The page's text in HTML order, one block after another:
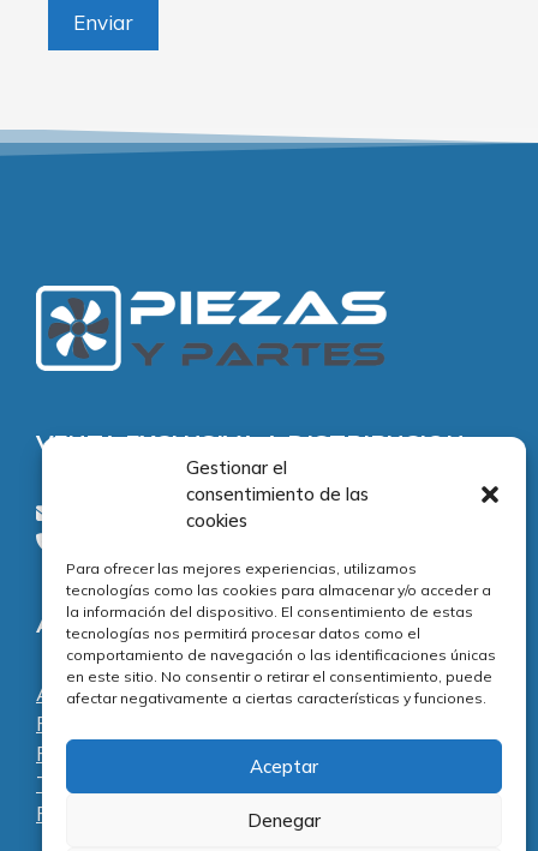
Gestionar el
consentimiento de las
cookies
Para ofrecer las mejores experiencias, utilizamos
tecnologías como las cookies para almacenar y/o acceder a
la información del dispositivo. El consentimiento de estas
tecnologías nos permitirá procesar datos como el
comportamiento de navegación o las identificaciones únicas
en este sitio. No consentir o retirar el consentimiento, puede
afectar negativamente a ciertas características y funciones.
Aceptar
Denegar
VENTA EXCLUSIVA A DISTRIBUCION
consultas@piezasypartes.es
Adecuación normativa
Aviso legal
Política de privacidad
Política de cookies
Términos y condiciones
Preguntas frecuentes